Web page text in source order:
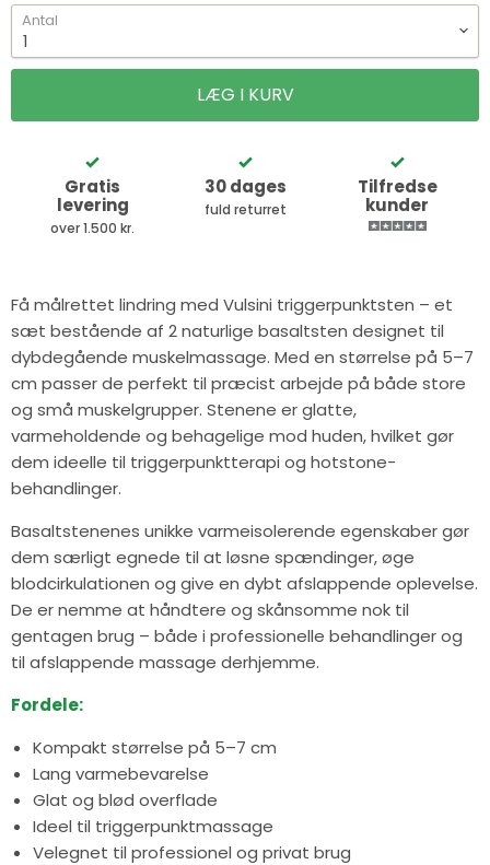
Antal
LÆG I KURV
Gratis
levering
over 1.500 kr.
30 dages
fuld returret
Tilfredse
kunder
Få målrettet lindring med Vulsini triggerpunktsten – et
sæt bestående af 2 naturlige basaltsten designet til
dybdegående muskelmassage. Med en størrelse på 5–7
cm passer de perfekt til præcist arbejde på både store
og små muskelgrupper. Stenene er glatte,
varmeholdende og behagelige mod huden, hvilket gør
dem ideelle til triggerpunktterapi og hotstone-
behandlinger.
Basaltstenenes unikke varmeisolerende egenskaber gør
dem særligt egnede til at løsne spændinger, øge
blodcirkulationen og give en dybt afslappende oplevelse.
De er nemme at håndtere og skånsomme nok til
gentagen brug – både i professionelle behandlinger og
til afslappende massage derhjemme.
Fordele:
Kompakt størrelse på 5–7 cm
Lang varmebevarelse
Glat og blød overflade
Ideel til triggerpunktmassage
Velegnet til professionel og privat brug